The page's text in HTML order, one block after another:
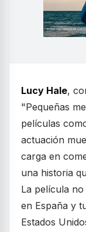
Lucy Hale,
"Pequeñas
películas
actuación
carga en
una historia
La película
en España y
Estados